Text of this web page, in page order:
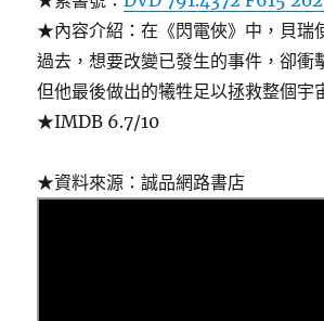
★內容介紹：在《閃電俠》中，貝瑞
過去，想要改變已發生的事件，卻衝
但他最後做出的犧牲足以拯救整個宇
★IMDB 6.7/10
★資料來源：誠品網路書店